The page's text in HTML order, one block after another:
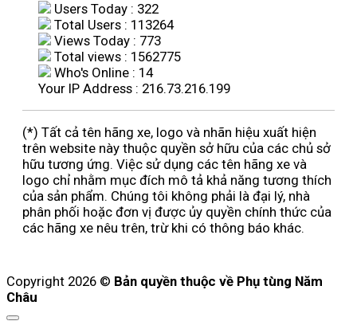
Users Today : 322
Total Users : 113264
Views Today : 773
Total views : 1562775
Who's Online : 14
Your IP Address : 216.73.216.199
(*) Tất cả tên hãng xe, logo và nhãn hiệu xuất hiện
trên website này thuộc quyền sở hữu của các chủ sở
hữu tương ứng. Việc sử dụng các tên hãng xe và
logo chỉ nhằm mục đích mô tả khả năng tương thích
của sản phẩm. Chúng tôi không phải là đại lý, nhà
phân phối hoặc đơn vị được ủy quyền chính thức của
các hãng xe nêu trên, trừ khi có thông báo khác.
Copyright 2026 © Bản quyền thuộc về Phụ tùng Năm
Châu